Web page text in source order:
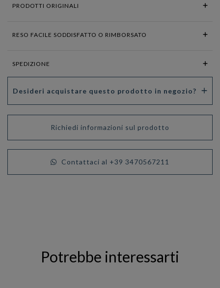
PRODOTTI ORIGINALI
RESO FACILE SODDISFATTO O RIMBORSATO
SPEDIZIONE
Desideri acquistare questo prodotto in negozio?
Richiedi informazioni sul prodotto
Contattaci al +39 3470567211
Potrebbe interessarti